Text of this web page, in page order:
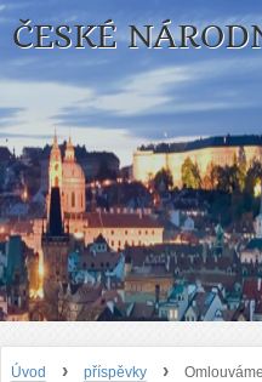
ČESKÉ
Úvod › příspěvky ›